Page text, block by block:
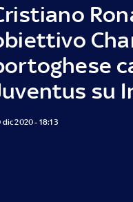
su
dic 2020 - 18:13